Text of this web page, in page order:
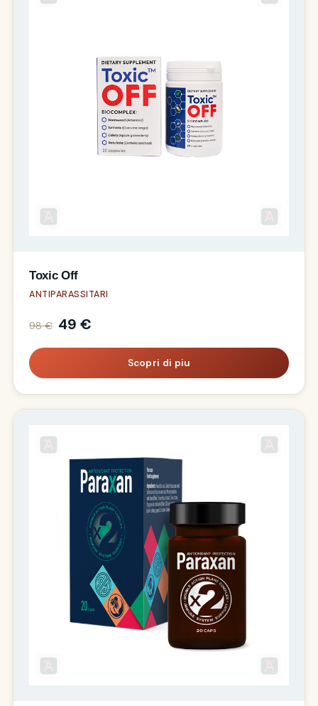
Toxic Off
ANTIPARASSITARI
98 € 49 €
Scopri di piu